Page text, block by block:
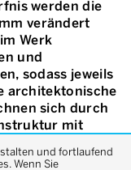
werden die
verändert
Werk
und
sodass jeweils
architektonische
sich durch
mit
und fortlaufend
Wenn Sie